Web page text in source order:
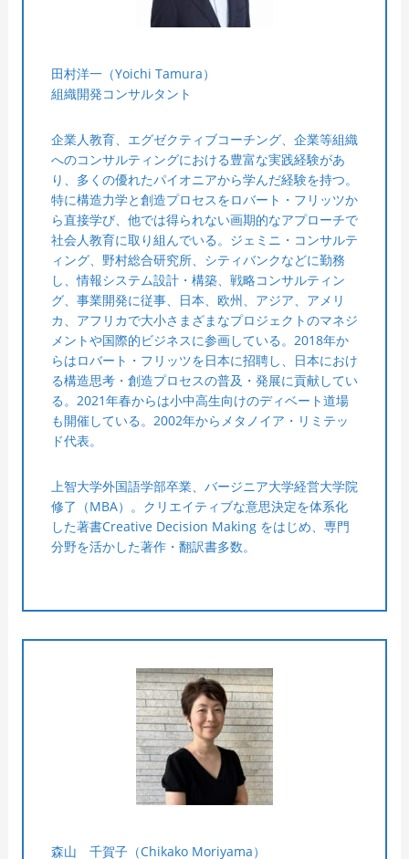
田村洋一（Yoichi Tamura）
組織開発コンサルタント
企業人教育、エグゼクティブコーチング、企業等組織
へのコンサルティングにおける豊富な実践経験があ
り、多くの優れたパイオニアから学んだ経験を持つ。
特に構造力学と創造プロセスをロバート・フリッツか
ら直接学び、他では得られない画期的なアプローチで
社会人教育に取り組んでいる。ジェミニ・コンサルテ
ィング、野村総合研究所、シティバンクなどに勤務
し、情報システム設計・構築、戦略コンサルティン
グ、事業開発に従事、日本、欧州、アジア、アメリ
カ、アフリカで大小さまざまなプロジェクトのマネジ
メントや国際的ビジネスに参画している。2018年か
らはロバート・フリッツを日本に招聘し、日本におけ
る構造思考・創造プロセスの普及・発展に貢献してい
る。2021年春からは小中高生向けのディベート道場
も開催している。2002年からメタノイア・リミテッ
ド代表。
上智大学外国語学部卒業、バージニア大学経営大学院
修了（MBA）。クリエイティブな意思決定を体系化
した著書Creative Decision Making をはじめ、専門
分野を活かした著作・翻訳書多数。
森山 千賀子（Chikako Moriyama）